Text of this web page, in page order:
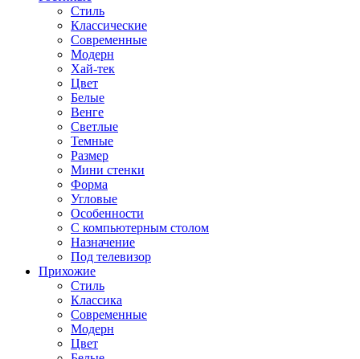
Стиль
Классические
Современные
Модерн
Хай-тек
Цвет
Белые
Венге
Светлые
Темные
Размер
Мини стенки
Форма
Угловые
Особенности
С компьютерным столом
Назначение
Под телевизор
Прихожие
Стиль
Классика
Современные
Модерн
Цвет